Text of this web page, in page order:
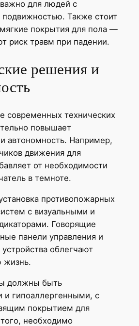
для людей с
подвижностью. Также стоит
мягкие покрытия для пола —
риск травм при падении.
решения и
современных технических
повышает
автономность. Например,
движения для
от необходимости
в темноте.
противопожарных
с визуальными и
Говорящие
панели управления и
облегчают
жизнь.
должны быть
и гипоаллергенными, с
покрытием для
необходимо